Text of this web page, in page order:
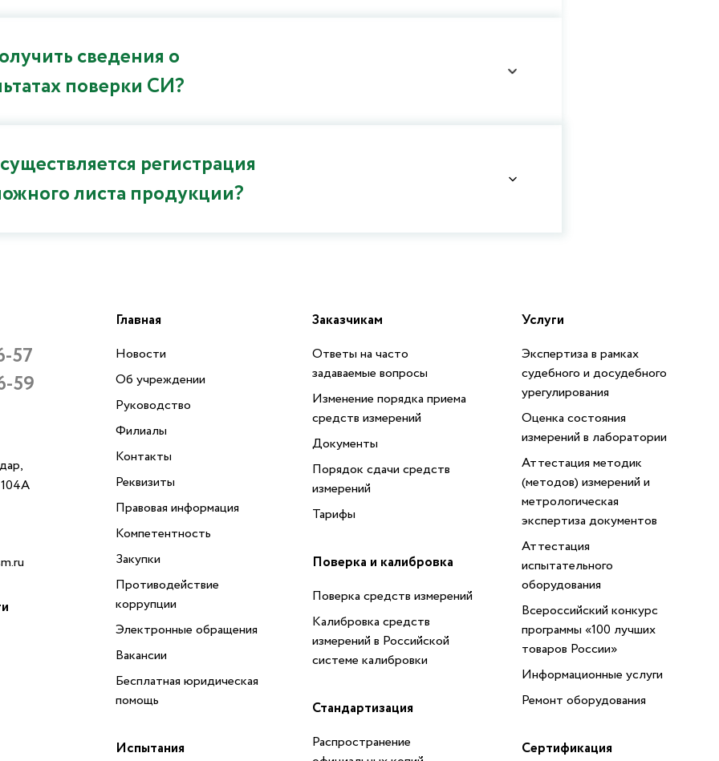
сведения о
поверки СИ?
регистрация
листа продукции?
57
59
104А
Главная
Новости
Об учреждении
Руководство
Филиалы
Контакты
Реквизиты
Правовая информация
Компетентность
Закупки
Противодействие
коррупции
Электронные обращения
Вакансии
Бесплатная юридическая
помощь
Испытания
Заказчикам
Ответы на часто
задаваемые вопросы
Изменение порядка приема
средств измерений
Документы
Порядок сдачи средств
измерений
Тарифы
Поверка и калибровка
Поверка средств измерений
Калибровка средств
измерений в Российской
системе калибровки
Стандартизация
Распространение
Услуги
Экспертиза в рамках
судебного и досудебного
урегулирования
Оценка состояния
измерений в лаборатории
Аттестация методик
(методов) измерений и
метрологическая
экспертиза документов
Аттестация
испытательного
оборудования
Всероссийский конкурс
программы «100 лучших
товаров России»
Информационные услуги
Ремонт оборудования
Сертификация